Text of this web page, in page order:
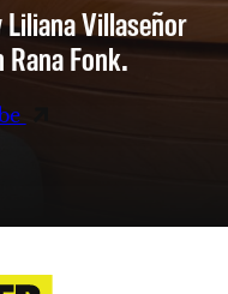
Liliana Villaseñor
Fonk.